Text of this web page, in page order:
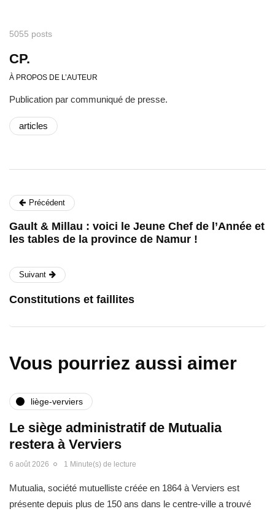
5055 posts
CP.
À PROPOS DE L’AUTEUR
Publication par communiqué de presse.
articles
Précédent
Gault & Millau : voici le Jeune Chef de l’Année et
les tables de la province de Namur !
Suivant
Constitutions et faillites
Vous pourriez aussi aimer
liège-verviers
Le siège administratif de Mutualia
restera à Verviers
6 août 2026 1 Minute(s) de lecture
Mutualia, société mutuelliste créée en 1864 à Verviers est
présente depuis plus de 150 ans dans le centre-ville a trouvé